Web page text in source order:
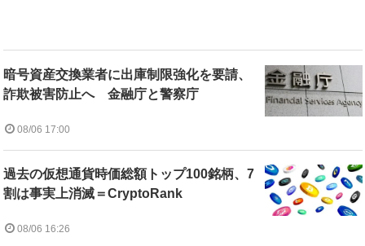
暗号資産交換業者に出庫制限強化を要請、
詐欺被害防止へ 金融庁と警察庁
08/06 17:00
過去の仮想通貨時価総額トップ100銘柄、7
割は事実上消滅＝CryptoRank
08/06 16:26